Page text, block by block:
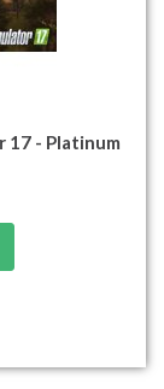
17 - Platinum